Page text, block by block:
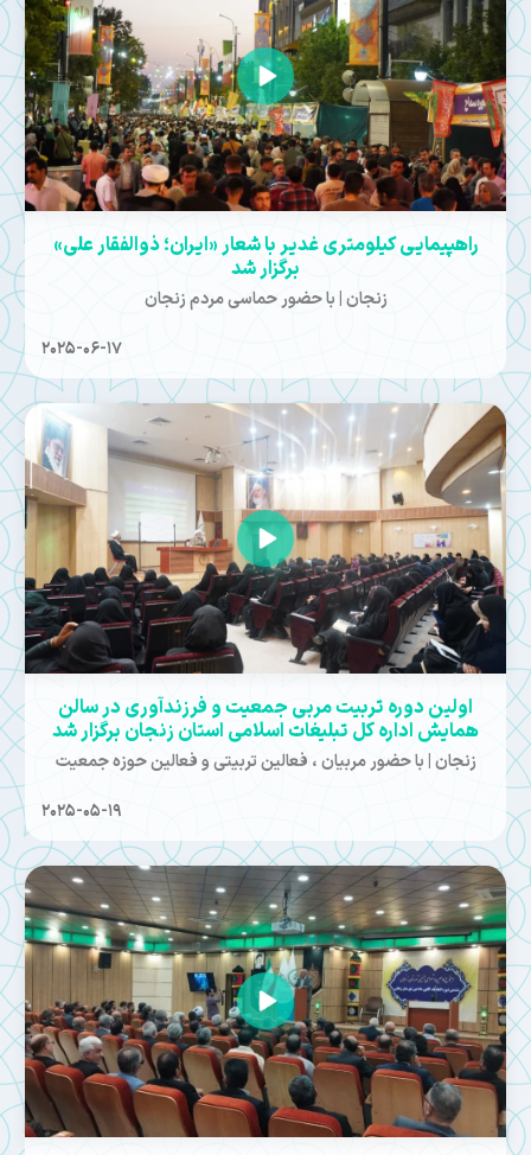
راهپیمایی کیلومتری غدیر با شعار «ایران؛ ذوالفقار علی»
برگزار شد
زنجان | با حضور حماسی مردم زنجان
2025-06-17
اولین دوره تربیت مربی جمعیت و فرزندآوری در سالن
همایش اداره کل تبلیغات اسلامی استان زنجان برگزار شد
زنجان | با حضور مربیان ، فعالین تربیتی و فعالین حوزه جمعیت
2025-05-19